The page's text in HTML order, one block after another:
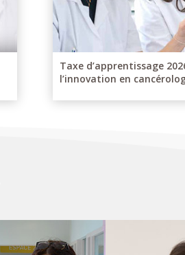
Taxe d’apprentissage
l’innovation en